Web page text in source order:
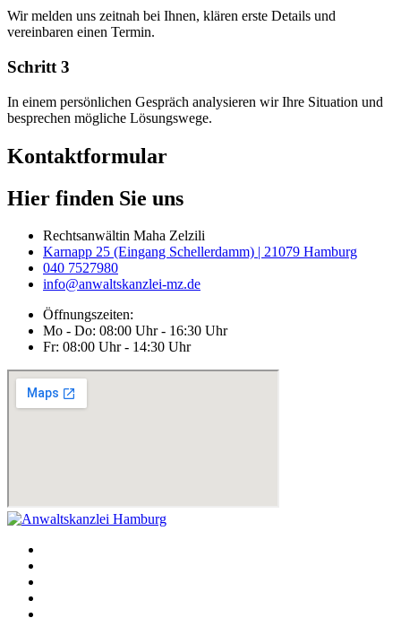
Wir melden uns zeitnah bei Ihnen, klären erste Details und
vereinbaren einen Termin.
Schritt 3
In einem persönlichen Gespräch analysieren wir Ihre Situation und
besprechen mögliche Lösungswege.
Kontaktformular
Hier finden Sie uns
Rechtsanwältin Maha Zelzili
Karnapp 25 (Eingang Schellerdamm) | 21079 Hamburg
040 7527980
info@anwaltskanzlei-mz.de
Öffnungszeiten:
Mo - Do: 08:00 Uhr - 16:30 Uhr
Fr: 08:00 Uhr - 14:30 Uhr